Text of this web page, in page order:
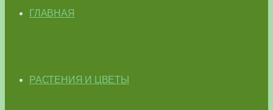
ГЛАВНАЯ
РАСТЕНИЯ И ЦВЕТЫ